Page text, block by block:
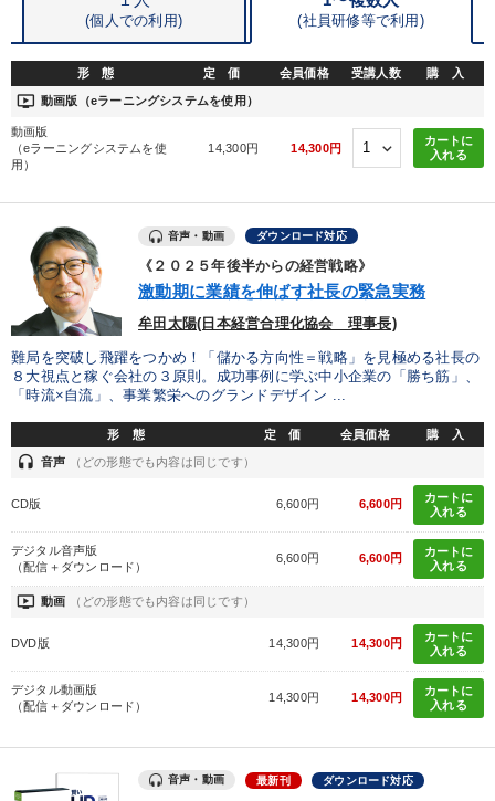
(個人での利用) (社員研修等で利用)
形 態 定 価 会員価格 受講人数 購 入
ondemand_video 動画版（eラーニングシステムを使用）
動画版
（eラーニングシステムを使
用）
14,300円 14,300円
カートに
入れる
音声・動画 ダウンロード対応
《２０２５年後半からの経営戦略》
激動期に業績を伸ばす社長の緊急実務
牟田太陽(日本経営合理化協会 理事長)
難局を突破し飛躍をつかめ！「儲かる方向性＝戦略」を見極める社長の
８大視点と稼ぐ会社の３原則。成功事例に学ぶ中小企業の「勝ち筋」、
「時流×自流」、事業繁栄へのグランドデザイン ...
形 態 定 価 会員価格 購 入
headset 音声 （どの形態でも内容は同じです）
CD版 6,600円 6,600円
カートに
入れる
デジタル音声版
（配信＋ダウンロード）
6,600円 6,600円
カートに
入れる
ondemand_video 動画 （どの形態でも内容は同じです）
DVD版 14,300円 14,300円
カートに
入れる
デジタル動画版
（配信＋ダウンロード）
14,300円 14,300円
カートに
入れる
音声・動画 最新刊 ダウンロード対応